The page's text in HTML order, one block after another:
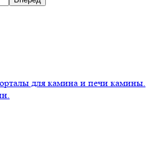
для камина и печи камины.